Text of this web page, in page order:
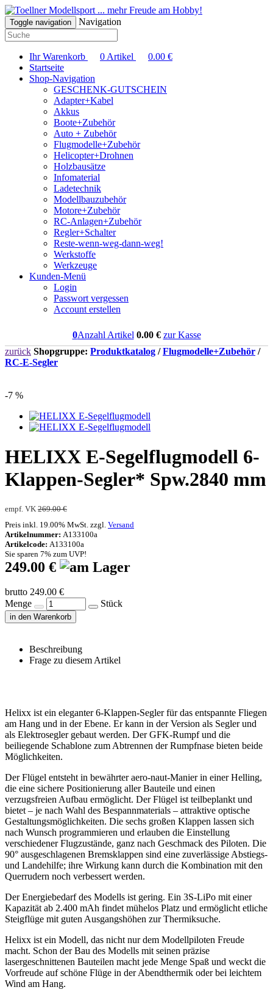
... mehr Freude am Hobby!
Toggle navigation Navigation
Ihr Warenkorb 0 Artikel 0.00 €
Startseite
Shop-Navigation
GESCHENK-GUTSCHEIN
Adapter+Kabel
Akkus
Boote+Zubehör
Auto + Zubehör
Flugmodelle+Zubehör
Helicopter+Drohnen
Holzbausätze
Infomaterial
Ladetechnik
Modellbauzubehör
Motore+Zubehör
RC-Anlagen+Zubehör
Regler+Schalter
Reste-wenn-weg-dann-weg!
Werkstoffe
Werkzeuge
Kunden-Menü
Login
Passwort vergessen
Account erstellen
0Anzahl Artikel 0.00€ zur Kasse
zurück Shopgruppe: Produktkatalog /Flugmodelle+Zubehör /
RC-E-Segler
-7 %
HELIXX E-Segelflugmodell 6-
Klappen-Segler* Spw.2840 mm
empf. VK 269.00 €
Preis inkl. 19.00% MwSt. zzgl. Versand
Artikelnummer: A133100a
Artikelcode: A133100a
Sie sparen 7% zum UVP!
249.00 €
brutto 249.00 €
Menge
Stück
in den Warenkorb
Beschreibung
Frage zu diesem Artikel
Helixx ist ein eleganter 6-Klappen-Segler für das entspannte Fliegen
am Hang und in der Ebene. Er kann in der Version als Segler und
als Elektrosegler gebaut werden. Der GFK-Rumpf und die
beiliegende Schablone zum Abtrennen der Rumpfnase bieten beide
Möglichkeiten.
Der Flügel entsteht in bewährter aero-naut-Manier in einer Helling,
die eine sichere Positionierung aller Bauteile und einen
verzugsfreien Aufbau ermöglicht. Der Flügel ist teilbeplankt und
bietet – je nach Wahl des Bespannmaterials – attraktive optische
Gestaltungsmöglichkeiten. Die sechs großen Klappen lassen sich
nach Wunsch programmieren und erlauben die Einstellung
verschiedener Flugzustände, ganz nach Geschmack des Piloten. Die
90° ausgeschlagenen Bremsklappen sind eine zuverlässige Abstiegs-
und Landehilfe; ihre Wirkung kann durch die Kombination mit den
Querrudern noch verbessert werden.
Der Energiebedarf des Modells ist gering. Ein 3S-LiPo mit einer
Kapazität ab 2.400 mAh findet mühelos Platz und ermöglicht etliche
Steigflüge mit guten Ausgangshöhen zur Thermiksuche.
Helixx ist ein Modell, das nicht nur dem Modellpiloten Freude
macht. Schon der Bau des Modells mit seinen präzise
lasergeschnittenen Bauteilen macht jede Menge Spaß und weckt die
Vorfreude auf schöne Flüge in der Abendthermik oder bei leichtem
Wind am Hang.